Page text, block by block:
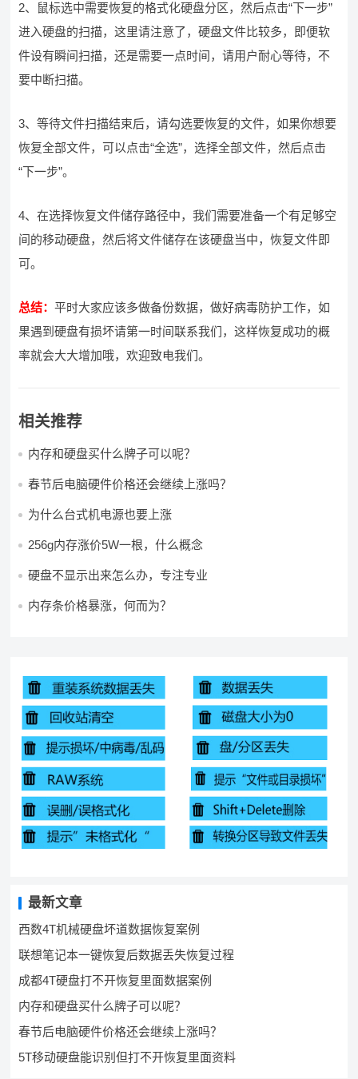
2、鼠标选中需要恢复的格式化硬盘分区，然后点击“下一步”
进入硬盘的扫描，这里请注意了，硬盘文件比较多，即便软
件设有瞬间扫描，还是需要一点时间，请用户耐心等待，不
要中断扫描。
3、等待文件扫描结束后，请勾选要恢复的文件，如果你想要
恢复全部文件，可以点击“全选”，选择全部文件，然后点击
“下一步”。
4、在选择恢复文件储存路径中，我们需要准备一个有足够空
间的移动硬盘，然后将文件储存在该硬盘当中，恢复文件即
可。
总结：平时大家应该多做备份数据，做好病毒防护工作，如
果遇到硬盘有损坏请第一时间联系我们，这样恢复成功的概
率就会大大增加哦，欢迎致电我们。
相关推荐
内存和硬盘买什么牌子可以呢？
春节后电脑硬件价格还会继续上涨吗？
为什么台式机电源也要上涨
256g内存涨价5W一根，什么概念
硬盘不显示出来怎么办，专注专业
内存条价格暴涨，何而为？
最新文章
西数4T机械硬盘坏道数据恢复案例
联想笔记本一键恢复后数据丢失恢复过程
成都4T硬盘打不开恢复里面数据案例
内存和硬盘买什么牌子可以呢？
春节后电脑硬件价格还会继续上涨吗？
5T移动硬盘能识别但打不开恢复里面资料